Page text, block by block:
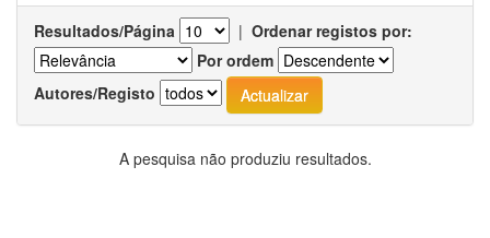
Resultados/Página | Ordenar registos por:
Por ordem
Autores/Registo
A pesquisa não produziu resultados.